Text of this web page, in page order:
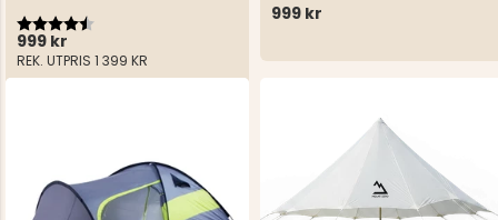
999 kr
REK. UTPRIS 1 399 KR
Betyg:
4.4 utav 5 stjärnor 999 kr